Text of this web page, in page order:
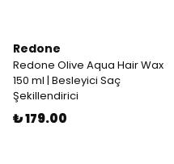
Redone
Redone Olive Aqua Hair Wax
150 ml | Besleyici Saç
Şekillendirici
₺ 179.00